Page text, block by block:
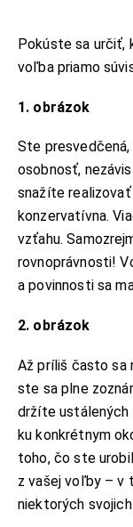
Pokúste sa určiť,
voľba priamo
1. obrázok
Ste
osobnosť,
snažíte
konzervatívna.
vzťahu.
rovnoprávnosti!
a povinnosti sa
2. obrázok
Až príliš často sa
ste sa plne
držíte ustálených
ku konkrétnym
toho, čo ste
z vašej voľby – v
niektorých